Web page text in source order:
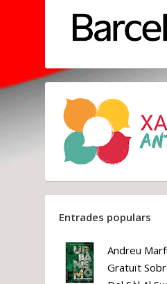
Entrades populars
Andreu
Gratuït